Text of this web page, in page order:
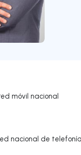
móvil nacional
nacional de